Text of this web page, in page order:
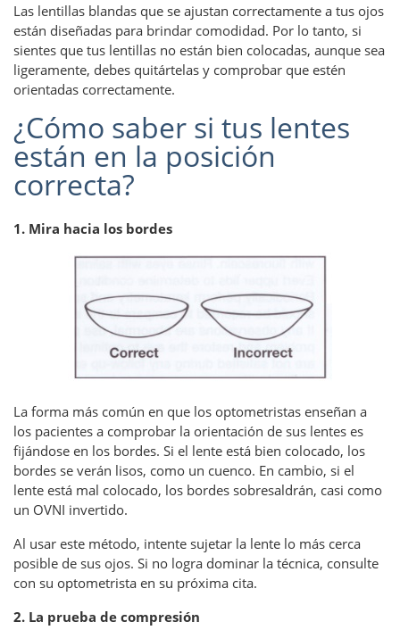
Las lentillas blandas que se ajustan correctamente a tus ojos
están diseñadas para brindar comodidad. Por lo tanto, si
sientes que tus lentillas no están bien colocadas, aunque sea
ligeramente, debes quitártelas y comprobar que estén
orientadas correctamente.
¿Cómo saber si tus lentes
están en la posición
correcta?
1. Mira hacia los bordes
La forma más común en que los optometristas enseñan a
los pacientes a comprobar la orientación de sus lentes es
fijándose en los bordes. Si el lente está bien colocado, los
bordes se verán lisos, como un cuenco. En cambio, si el
lente está mal colocado, los bordes sobresaldrán, casi como
un OVNI invertido.
Al usar este método, intente sujetar la lente lo más cerca
posible de sus ojos. Si no logra dominar la técnica, consulte
con su optometrista en su próxima cita.
2. La prueba de compresión